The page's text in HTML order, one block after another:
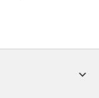
